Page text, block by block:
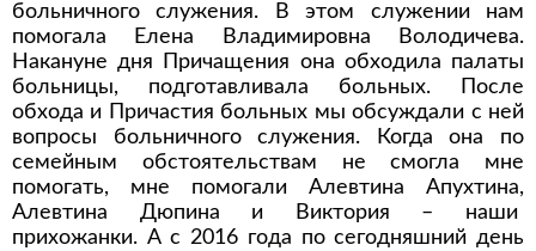
больничного служения. В этом служении нам
помогала Елена Владимировна Володичева.
Накануне дня Причащения она обходила палаты
больницы, подготавливала больных. После
обхода и Причастия больных мы обсуждали с ней
вопросы больничного служения. Когда она по
семейным обстоятельствам не смогла мне
помогать, мне помогали Алевтина Апухтина,
Алевтина Дюпина и Виктория – наши
прихожанки. А с 2016 года по сегодняшний день